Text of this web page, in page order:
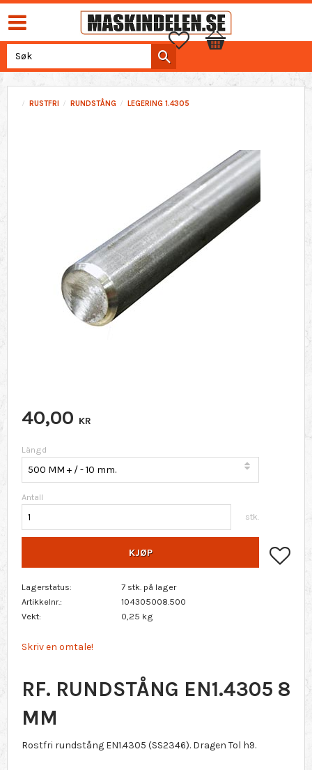
Favoritter
Handlekurv
RUSTFRI RUNDSTÅNG LEGERING 1.4305
40,00 KR
Längd
Antall
stk.
KJØP
Lagerstatus
7 stk. på lager
Artikkelnr.
104305008.500
Vekt
0,25 kg
Skriv en omtale!
RF. RUNDSTÅNG EN1.4305 8
MM
Rostfri rundstång EN1.4305 (SS2346). Dragen Tol h9.